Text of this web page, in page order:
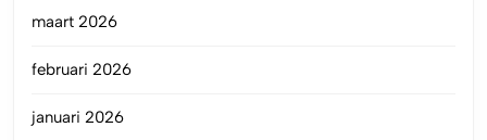
maart 2026
februari 2026
januari 2026